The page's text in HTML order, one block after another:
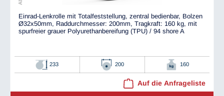
Einrad-Lenkrolle mit Totalfeststellung, zentral bedienbar, Bolzen
Ø32x50mm, Raddurchmesser: 200mm, Tragkraft: 160 kg, mit
spurfreier grauer Polyurethanbereifung (TPU) / 94 shore A
233 200 160
Auf die Anfrageliste